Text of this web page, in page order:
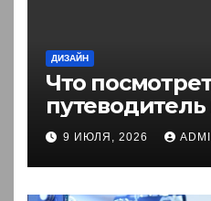
ДИЗАЙН
Что
Кыргызстана
9 ИЮЛЯ, 2026